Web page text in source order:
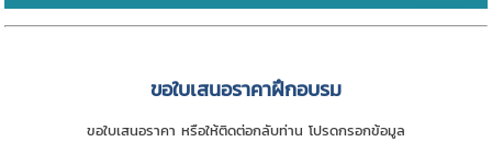
ขอใบเสนอราคาฝึกอบรม
ขอใบเสนอราคา หรือให้ติดต่อกลับท่าน โปรดกรอกข้อมูล